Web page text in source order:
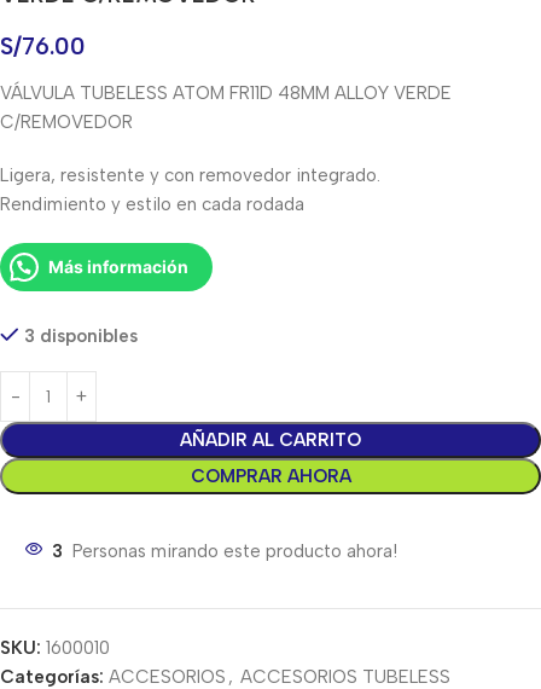
S/76.00
VÁLVULA TUBELESS ATOM FR11D 48MM ALLOY VERDE
C/REMOVEDOR
Ligera, resistente y con removedor integrado.
Rendimiento y estilo en cada rodada
Más información
3 disponibles
AÑADIR AL CARRITO
COMPRAR AHORA
3 Personas mirando este producto ahora!
SKU: 1600010
Categorías: ACCESORIOS , ACCESORIOS TUBELESS